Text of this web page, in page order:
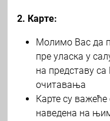
2. Карте:
Молимо Вас да
пре уласка у
на представу
очитавања
Карте су
наведена на